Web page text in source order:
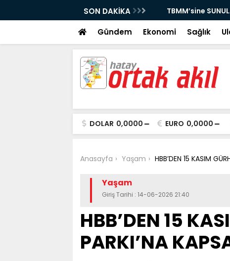
SON DAKİKA TBMM’sine
Gündem Ekonomi Sağlık
DOLAR 0,0000 EURO 0,0000
Anasayfa Yaşam HBB’DEN 15 KASIM
Yaşam
Giriş Tarihi : 14-06-2026 21:40
HBB’DEN 15
PARKI’NA